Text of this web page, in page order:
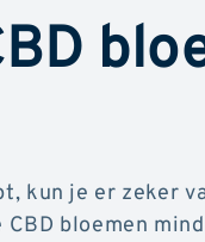
kun je er zeker
bloemen